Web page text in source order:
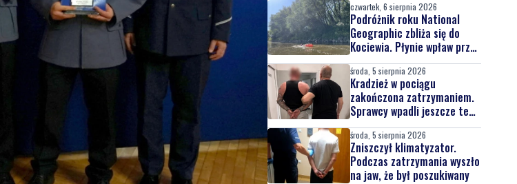
czwartek, 6 sierpnia 2026
Podróżnik roku National
Geographic zbliża się do
Kociewia. Płynie wpław przez
całą Wisłę
środa, 5 sierpnia 2026
Kradzież w pociągu
zakończona zatrzymaniem.
Sprawcy wpadli jeszcze tego
samego dnia
środa, 5 sierpnia 2026
Zniszczył klimatyzator.
Podczas zatrzymania wyszło
na jaw, że był poszukiwany